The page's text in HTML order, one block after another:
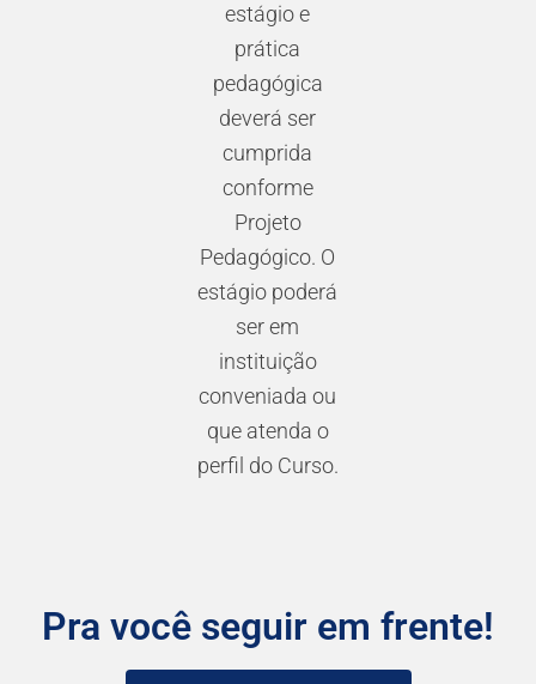
estágio e
prática
pedagógica
deverá ser
cumprida
conforme
Projeto
Pedagógico. O
estágio poderá
ser em
instituição
conveniada ou
que atenda o
perfil do Curso.
Pra você seguir em frente!